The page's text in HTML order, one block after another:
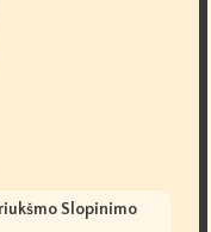
Slopinimo